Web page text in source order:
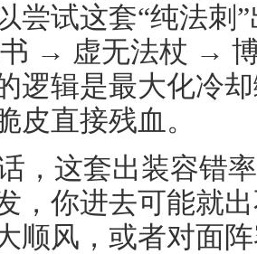
尝试这套“纯法
→ 虚无法杖 →
逻辑是最大化冷
皮直接残血。
，这套出装容错
，你进去可能就
顺风，或者对面